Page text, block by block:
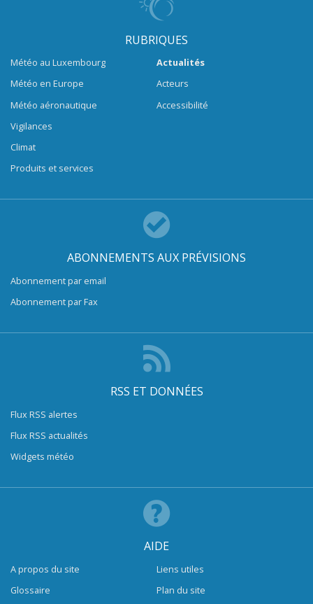
RUBRIQUES
Météo au Luxembourg
Météo en Europe
Météo aéronautique
Vigilances
Climat
Produits et services
Actualités
Acteurs
Accessibilité
ABONNEMENTS AUX PRÉVISIONS
Abonnement par email
Abonnement par Fax
RSS ET DONNÉES
Flux RSS alertes
Flux RSS actualités
Widgets météo
AIDE
A propos du site
Glossaire
Liens utiles
Plan du site